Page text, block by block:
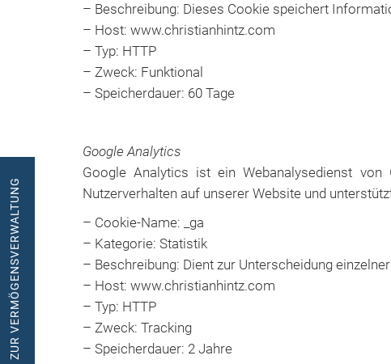
– Beschreibung: Dieses Cookie speichert
– Host: www.christianhintz.com
– Typ: HTTP
– Zweck: Funktional
– Speicherdauer: 60 Tage
Google Analytics
Google Analytics ist ein Webanalysedienst
Nutzerverhalten auf unserer Website und
– Cookie-Name: _ga
– Kategorie: Statistik
– Beschreibung: Dient zur Unterscheidung
– Host: www.christianhintz.com
– Typ: HTTP
– Zweck: Tracking
– Speicherdauer: 2 Jahre
ZUR VERMÖGENSVERWALTUNG